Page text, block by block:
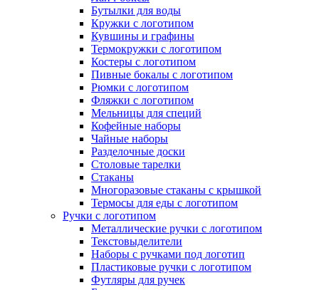
Бутылки для воды
Кружки с логотипом
Кувшины и графины
Термокружки с логотипом
Костеры с логотипом
Пивные бокалы с логотипом
Рюмки с логотипом
Фляжки с логотипом
Мельницы для специй
Кофейные наборы
Чайные наборы
Разделочные доски
Столовые тарелки
Стаканы
Многоразовые стаканы с крышкой
Термосы для еды с логотипом
Ручки с логотипом
Металлические ручки с логотипом
Текстовыделители
Наборы с ручками под логотип
Пластиковые ручки с логотипом
Футляры для ручек